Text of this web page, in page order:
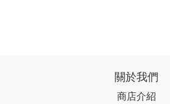
關於我們
商店介紹